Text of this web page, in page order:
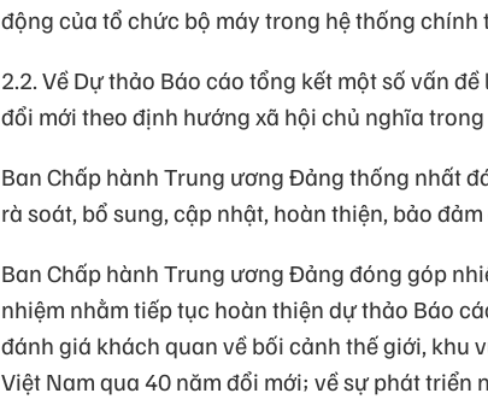
động của tổ chức bộ máy trong hệ thống chính
2.2. Về Dự thảo Báo cáo tổng kết một số vấn
đổi mới theo định hướng xã hội chủ nghĩa
Ban Chấp hành Trung ương Đảng thống nhất
rà soát, bổ sung, cập nhật, hoàn thiện, bảo
Ban Chấp hành Trung ương Đảng đóng góp
nhiệm nhằm tiếp tục hoàn thiện dự thảo Báo
đánh giá khách quan về bối cảnh thế giới, khu
Việt Nam qua 40 năm đổi mới; về sự phát